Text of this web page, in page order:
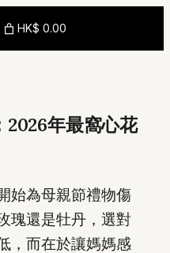
HK$ 0.00
2026年最窩心花
始為母親節禮物傷
瑰還是牡丹，選對
，而在於讓媽媽感